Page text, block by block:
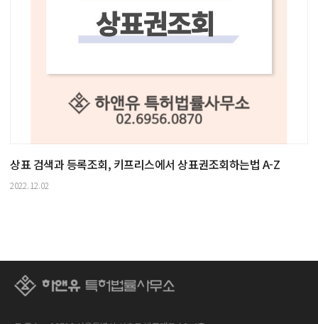
상표 검색과 등록조회, 키프리스에서 상표권조회하는법 A-Z
2022.12.02